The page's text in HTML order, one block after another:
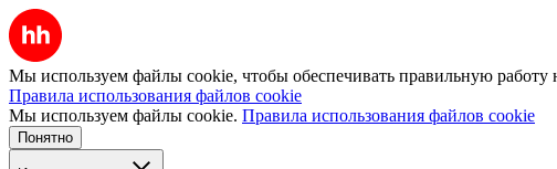
Мы используем файлы cookie, чтобы обеспечивать правильную работу
Правила использования файлов cookie
Мы используем файлы cookie. Правила использования файлов cookie
Понятно